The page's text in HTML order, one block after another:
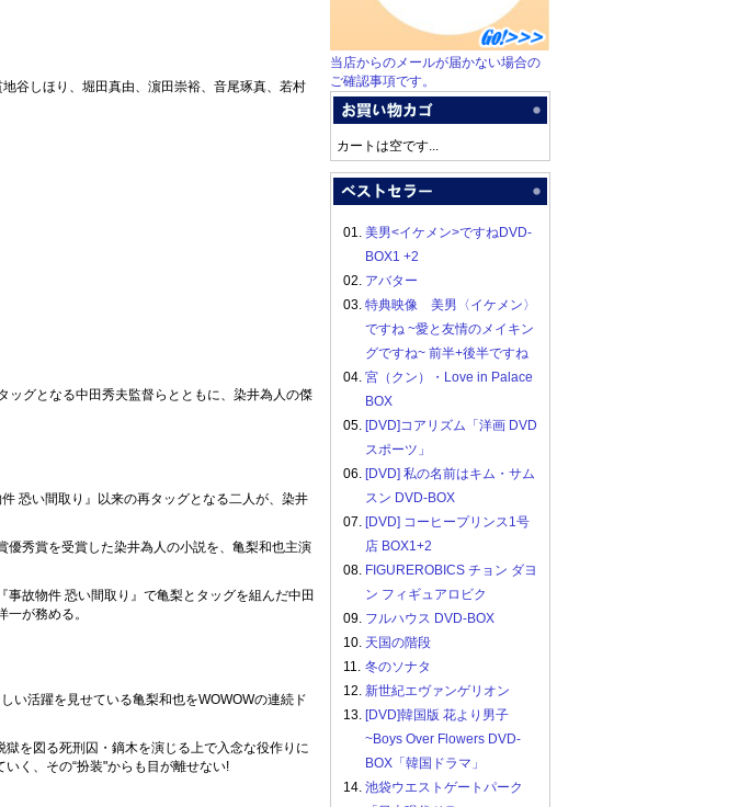
谷しほり、堀田真由、濵田崇裕、音尾琢真、若村
ッグとなる中田秀夫監督らとともに、染井為人の傑
恐い間取り』以来の再タッグとなる二人が、染井
秀賞を受賞した染井為人の小説を、亀梨和也主演
故物件 恐い間取り』で亀梨とタッグを組んだ中田
が務める。
い活躍を見せている亀梨和也をWOWOWの連続ド
を図る死刑囚・鏑木を演じる上で入念な役作りに
く、その“扮装"からも目が離せない!
当店からのメールが届かない場合の
ご確認事項です。
カートは空です...
01. 美男<イケメン>ですねDVD-
BOX1 +2
02. アバター
03. 特典映像 美男〈イケメン〉
ですね ~愛と友情のメイキン
グですね~ 前半+後半ですね
04. 宮（クン）・Love in Palace
BOX
05. [DVD]コアリズム「洋画 DVD
スポーツ」
06. [DVD] 私の名前はキム・サム
スン DVD-BOX
07. [DVD] コーヒープリンス1号
店 BOX1+2
08. FIGUREROBICS チョン ダヨ
ン フィギュアロビク
09. フルハウス DVD-BOX
10. 天国の階段
11. 冬のソナタ
12. 新世紀エヴァンゲリオン
13. [DVD]韓国版 花より男子
~Boys Over Flowers DVD-
BOX「韓国ドラマ」
14. 池袋ウエストゲートパーク